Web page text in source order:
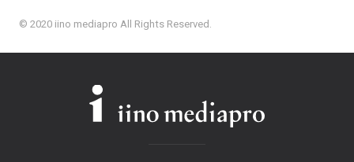
© 2020 iino mediapro All Rights Reserved.